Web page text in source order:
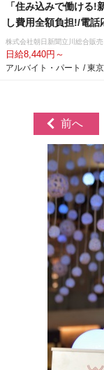
「住み込みで働ける
し費用全額負担!/電
株式会社朝日新聞立川総合販売
日給8,440円～
アルバイト・パート / 東
前へ